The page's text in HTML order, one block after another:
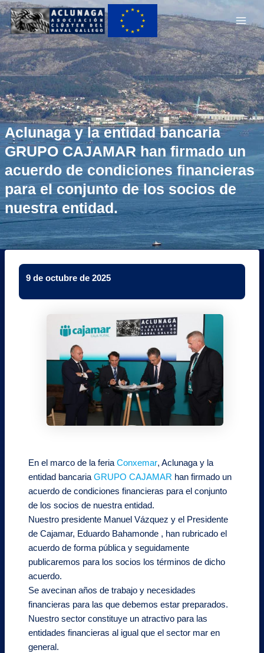
Main
Aclunaga y la entidad bancaria
GRUPO CAJAMAR han firmado un
acuerdo de condiciones financieras
para el conjunto de los socios de
nuestra entidad.
9 de octubre de 2025
En el marco de la feria Conxemar, Aclunaga y la
entidad bancaria GRUPO CAJAMAR han firmado un
acuerdo de condiciones financieras para el conjunto
de los socios de nuestra entidad.
Nuestro presidente Manuel Vázquez y el Presidente
de Cajamar, Eduardo Bahamonde , han rubricado el
acuerdo de forma pública y seguidamente
publicaremos para los socios los términos de dicho
acuerdo.
Se avecinan años de trabajo y necesidades
financieras para las que debemos estar preparados.
Nuestro sector constituye un atractivo para las
entidades financieras al igual que el sector mar en
general.